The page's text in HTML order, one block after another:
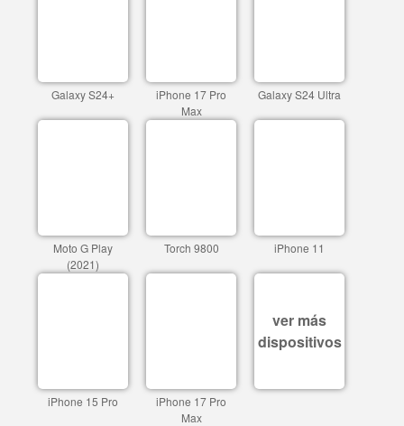
Galaxy S24+
iPhone 17 Pro
Max
Galaxy S24 Ultra
Moto G Play
(2021)
Torch 9800 iPhone 11
iPhone 15 Pro
iPhone 17 Pro
Max
ver más
dispositivos